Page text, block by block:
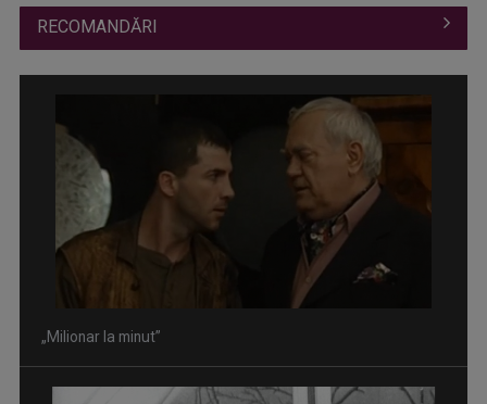
RECOMANDĂRI
„Milionar la minut”